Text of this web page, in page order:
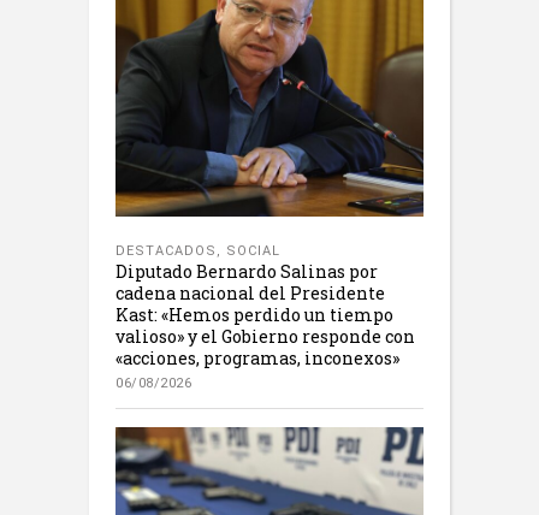
DESTACADOS , SOCIAL
Diputado Bernardo Salinas por
cadena nacional del Presidente
Kast: «Hemos perdido un tiempo
valioso» y el Gobierno responde con
«acciones, programas, inconexos»
06/08/2026